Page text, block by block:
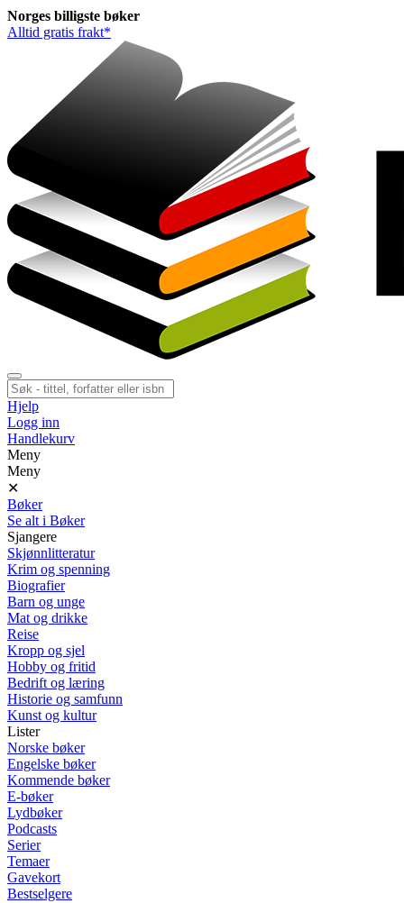
Norges billigste bøker
Alltid gratis frakt*
Hjelp
Logg inn
Handlekurv
Meny
Meny
✕
Bøker
Se alt i Bøker
Sjangere
Skjønnlitteratur
Krim og spenning
Biografier
Barn og unge
Mat og drikke
Reise
Kropp og sjel
Hobby og fritid
Bedrift og læring
Historie og samfunn
Kunst og kultur
Lister
Norske bøker
Engelske bøker
Kommende bøker
E-bøker
Lydbøker
Podcasts
Serier
Temaer
Gavekort
Bestselgere